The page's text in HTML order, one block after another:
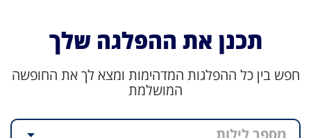
תכנן את ההפלגה שלך
חפש בין כל ההפלגות המדהימות ומצא לך את החופשה
המושלמת
מספר לילות